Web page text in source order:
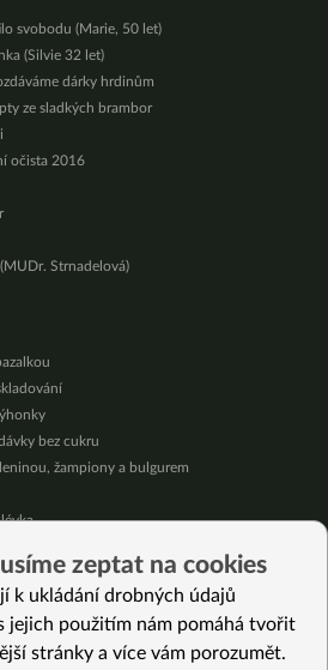
svobodu (Marie, 50 let)
(Silvie 32 let)
dárky hrdinům
ze sladkých brambor
očista 2016
Strnadelová)
bez cukru
žampiony a bulgurem
zeptat na cookies
k ukládání drobných údajů
jejich použitím nám pomáhá tvořit
stránky a více vám porozumět.